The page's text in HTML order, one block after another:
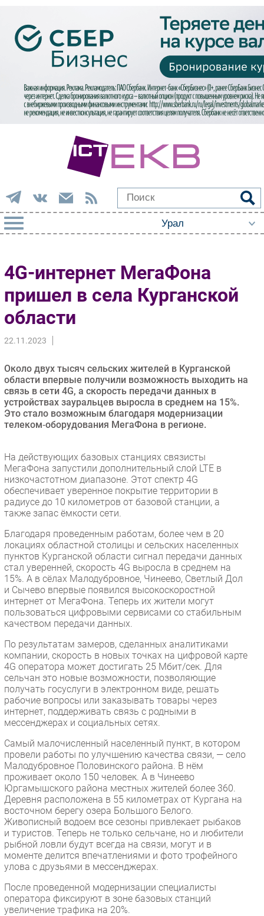
Импорто­замещение
Автоматизация Промышленности
Интернет
Фиксированная связь
Рынок ПК
Маркетинг
Торговые сети
Оборудование
Outsourcing
Кадры
Регулирование
Финансы
Безопасность
Инновации
CIO/Управление ИТ
Гаджеты
Здоровье
РАЗДЕЛЫ
Новости
Аналитика
Интервью
Мероприятия
IT класс
Тестовый стенд
Каталог компаний
4G-интернет МегаФона
пришел в села Курганской
области
22.11.2023
Около двух тысяч сельских жителей в Курганской
области впервые получили возможность выходить на
связь в сети 4G, а скорость передачи данных в
устройствах зауральцев выросла в среднем на 15%.
Это стало возможным благодаря модернизации
телеком‑оборудования МегаФона в регионе.
На действующих базовых станциях связисты
МегаФона запустили дополнительный слой LTE в
низкочастотном диапазоне. Этот спектр 4G
обеспечивает уверенное покрытие территории в
радиусе до 10 километров от базовой станции, а
также запас ёмкости сети.
Благодаря проведенным работам, более чем в 20
локациях областной столицы и сельских населенных
пунктов Курганской области сигнал передачи данных
стал уверенней, скорость 4G выросла в среднем на
15%. А в сёлах Малодубровное, Чинеево, Светлый Дол
и Сычево впервые появился высокоскоростной
интернет от МегаФона. Теперь их жители могут
пользоваться цифровыми сервисами со стабильным
качеством передачи данных.
По результатам замеров, сделанных аналитиками
компании, скорость в новых точках на цифровой карте
4G оператора может достигать 25 Мбит/сек. Для
сельчан это новые возможности, позволяющие
получать госуслуги в электронном виде, решать
рабочие вопросы или заказывать товары через
интернет, поддерживать связь с родными в
мессенджерах и социальных сетях.
Самый малочисленный населенный пункт, в котором
провели работы по улучшению качества связи, — село
Малодубровное Половинского района. В нём
проживает около 150 человек. А в Чинеево
Юргамышского района местных жителей более 360.
Деревня расположена в 55 километрах от Кургана на
восточном берегу озера Большого Белого.
Живописный водоем все сезоны привлекает рыбаков
и туристов. Теперь не только сельчане, но и любители
рыбной ловли будут всегда на связи, могут и в
моменте делится впечатлениями и фото трофейного
улова с друзьями в мессенджерах.
После проведенной модернизации специалисты
оператора фиксируют в зоне базовых станций
увеличение трафика на 20%.